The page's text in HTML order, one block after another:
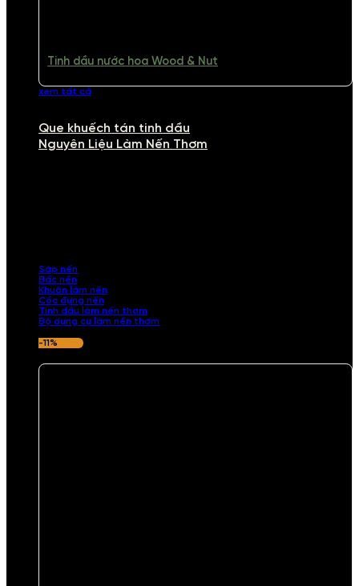
Tinh dầu nước hoa Wood & Nut
xem tất cả
Que khuếch tán tinh dầu
Nguyên Liệu Làm Nến Thơm
Sáp nến
Bấc nến
Khuôn làm nến
Cốc đựng nến
Tinh dầu làm nến thơm
Bộ dụng cụ làm nến thơm
-11%